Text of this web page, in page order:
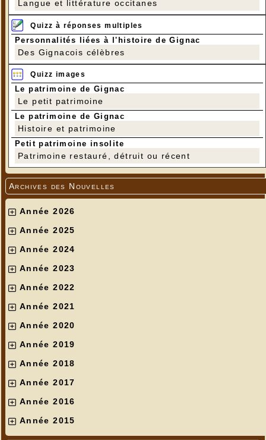
Langue et littérature occitanes
Quizz à réponses multiples
Personnalités liées à l'histoire de Gignac
Des Gignacois célèbres
Quizz images
Le patrimoine de Gignac
Le petit patrimoine
Le patrimoine de Gignac
Histoire et patrimoine
Petit patrimoine insolite
Patrimoine restauré, détruit ou récent
Archives des Nouvelles
Année 2026
Année 2025
Année 2024
Année 2023
Année 2022
Année 2021
Année 2020
Année 2019
Année 2018
Année 2017
Année 2016
Année 2015